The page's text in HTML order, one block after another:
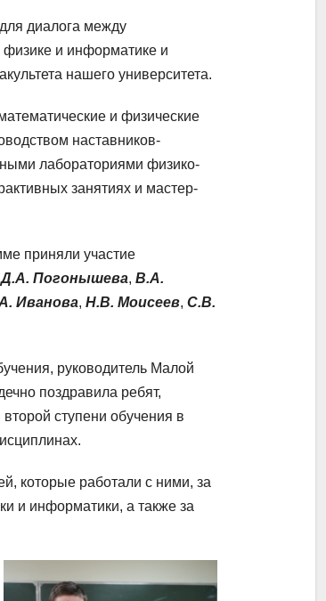
диалога между
и информатике и
нашего университета.
и физические
наставников-
лабораториями физико-
занятиях и мастер-
приняли участие
Д.А. Погонышева, В.А.
Иванова, Н.В. Моисеев, С.В.
руководитель Малой
поздравила ребят,
ступени обучения в
которые работали с ними, за
и информатики, а также за